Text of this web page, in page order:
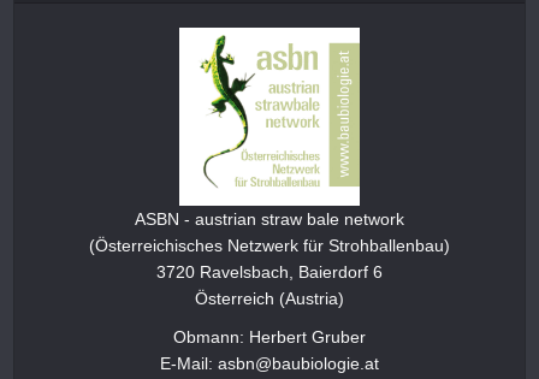
ASBN - austrian straw bale network
(Österreichisches Netzwerk für Strohballenbau)
3720 Ravelsbach, Baierdorf 6
Österreich (Austria)
Obmann: Herbert Gruber
E-Mail: asbn@baubiologie.at